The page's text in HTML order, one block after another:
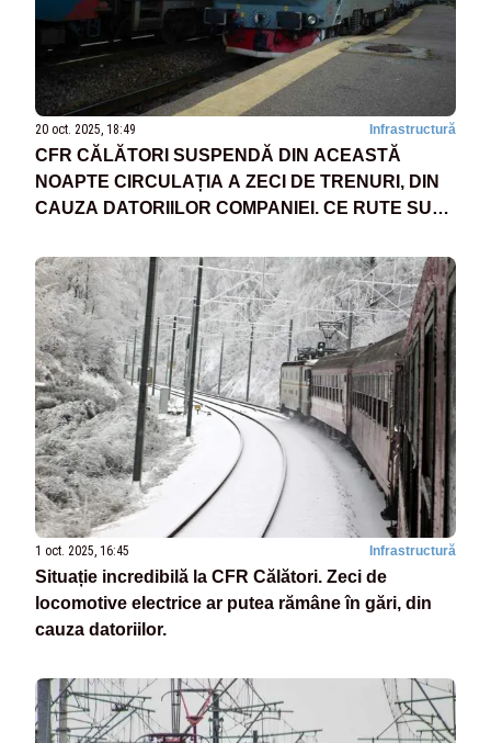
20 oct. 2025, 18:49 Infrastructură
CFR CĂLĂTORI SUSPENDĂ DIN ACEASTĂ
NOAPTE CIRCULAȚIA A ZECI DE TRENURI, DIN
CAUZA DATORIILOR COMPANIEI. CE RUTE SUNT
1 oct. 2025, 16:45 Infrastructură
Situație incredibilă la CFR Călători. Zeci de
locomotive electrice ar putea rămâne în gări, din
cauza datoriilor.